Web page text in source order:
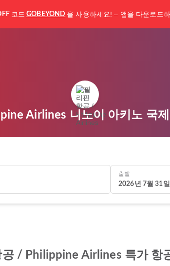
코드 GOBEYOND 을 사용하세요! – 앱을 다운로드
Airlines 니노이 아키노 국
출발
2026년 7월 31
/ Philippine Airlines 특가 항